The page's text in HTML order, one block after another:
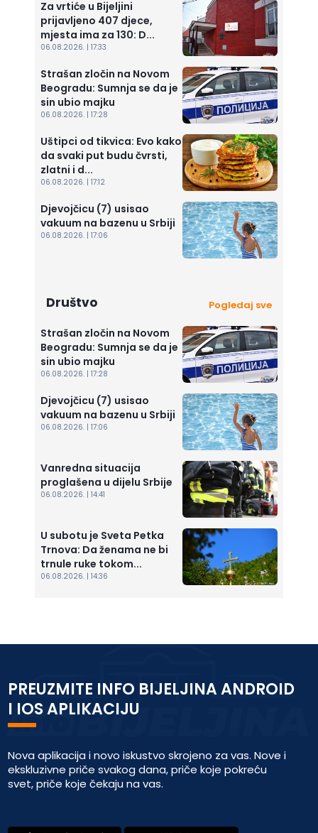
Za vrtiće u Bijeljini
prijavljeno 407 djece,
mjesta ima za 130: D...
06.08.2026. | 17:33
Strašan zločin na Novom
Beogradu: Sumnja se da je
sin ubio majku
06.08.2026. | 17:28
Uštipci od tikvica: Evo kako
da svaki put budu čvrsti,
zlatni i d...
06.08.2026. | 17:12
Djevojčicu (7) usisao
vakuum na bazenu u Srbiji
06.08.2026. | 17:06
Društvo Pogledaj sve
Strašan zločin na Novom
Beogradu: Sumnja se da je
sin ubio majku
06.08.2026. | 17:28
Djevojčicu (7) usisao
vakuum na bazenu u Srbiji
06.08.2026. | 17:06
Vanredna situacija
proglašena u dijelu Srbije
06.08.2026. | 14:41
U subotu je Sveta Petka
Trnova: Da ženama ne bi
trnule ruke tokom...
06.08.2026. | 14:36
PREUZMITE INFO BIJELJINA ANDROID
I IOS APLIKACIJU
Nova aplikacija i novo iskustvo skrojeno za vas. Nove i
ekskluzivne priče svakog dana, priče koje pokreću
svet, priče koje čekaju na vas.